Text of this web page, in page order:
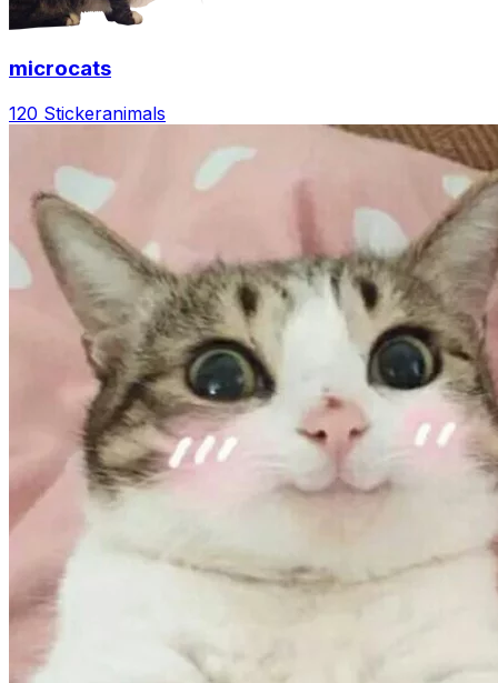
microcats
120 Stickeranimals